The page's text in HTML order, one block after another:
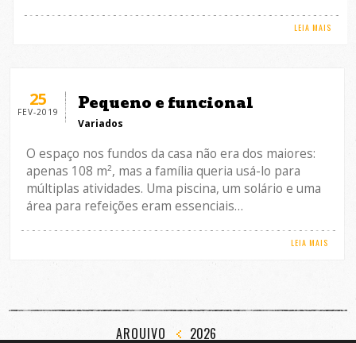
LEIA MAIS
25
FEV-2019 Pequeno e funcional
Variados
O espaço nos fundos da casa não era dos maiores:
apenas 108 m², mas a família queria usá-lo para
múltiplas atividades. Uma piscina, um solário e uma
área para refeições eram essenciais…
LEIA MAIS
ARQUIVO 2026